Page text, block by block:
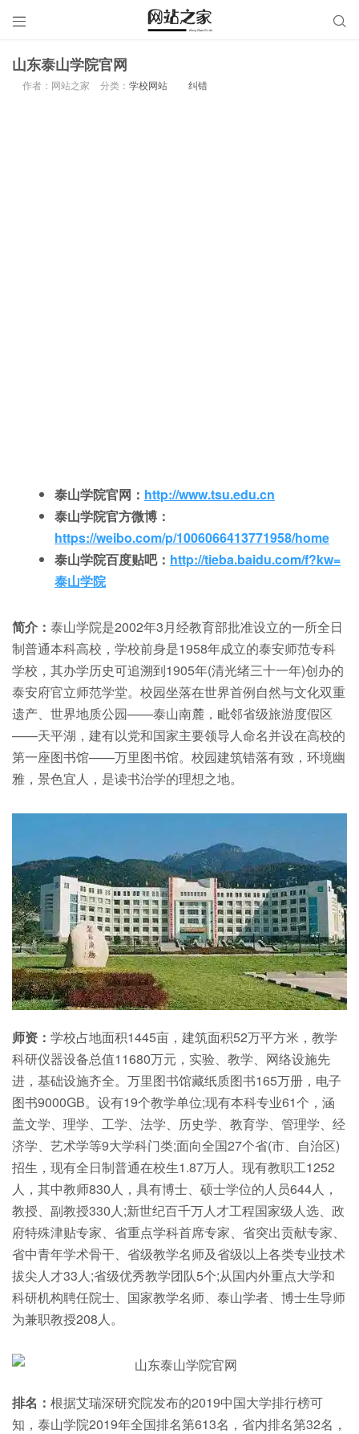
 
山东泰山学院官网
作者：网站之家 分类： 学校网站 纠错
泰山学院官网： http://www.tsu.edu.cn
泰山学院官方微博：
https://weibo.com/p/1006066413771958/home
泰山学院百度贴吧： http://tieba.baidu.com/f?kw=
泰山学院
简介： 泰山学院是2002年3月经教育部批准设立的一所全日
制普通本科高校，学校前身是1958年成立的泰安师范专科
学校，其办学历史可追溯到1905年(清光绪三十一年)创办的
泰安府官立师范学堂。校园坐落在世界首例自然与文化双重
遗产、世界地质公园——泰山南麓，毗邻省级旅游度假区
——天平湖，建有以党和国家主要领导人命名并设在高校的
第一座图书馆——万里图书馆。校园建筑错落有致，环境幽
雅，景色宜人，是读书治学的理想之地。
师资： 学校占地面积1445亩，建筑面积52万平方米，教学
科研仪器设备总值11680万元，实验、教学、网络设施先
进，基础设施齐全。万里图书馆藏纸质图书165万册，电子
图书9000GB。设有19个教学单位;现有本科专业61个，涵
盖文学、理学、工学、法学、历史学、教育学、管理学、经
济学、艺术学等9大学科门类;面向全国27个省(市、自治区)
招生，现有全日制普通在校生1.87万人。现有教职工1252
人，其中教师830人，具有博士、硕士学位的人员644人，
教授、副教授330人;新世纪百千万人才工程国家级人选、政
府特殊津贴专家、省重点学科首席专家、省突出贡献专家、
省中青年学术骨干、省级教学名师及省级以上各类专业技术
拔尖人才33人;省级优秀教学团队5个;从国内外重点大学和
科研机构聘任院士、国家教学名师、泰山学者、博士生导师
为兼职教授208人。
排名： 根据艾瑞深研究院发布的2019中国大学排行榜可
知，泰山学院2019年全国排名第613名，省内排名第32名，